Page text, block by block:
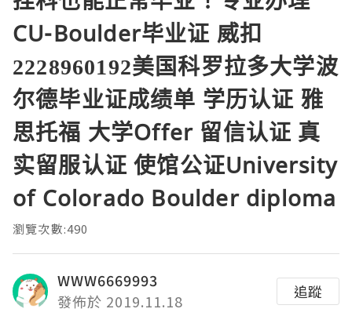
CU-Boulder毕业证 威扣
2228960192美国科罗拉多大学波
尔德毕业证成绩单 学历认证 雅
思托福 大学Offer 留信认证 真
实留服认证 使馆公证University
of Colorado Boulder diploma
瀏覽次數:490
WWW6669993
發佈於 2019.11.18
追蹤